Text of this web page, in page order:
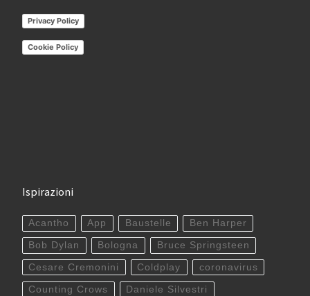
Privacy Policy
Cookie Policy
Ispirazioni
Acantho App Baustelle Ben Harper
Bob Dylan Bologna Bruce Springsteen
Cesare Cremonini Coldplay coronavirus
Counting Crows Daniele Silvestri